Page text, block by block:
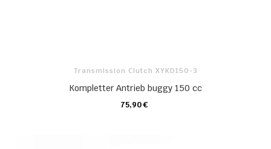
Transmission Clutch XYKD150-3
Kompletter Antrieb buggy 150 cc
75,90 €
KARTE